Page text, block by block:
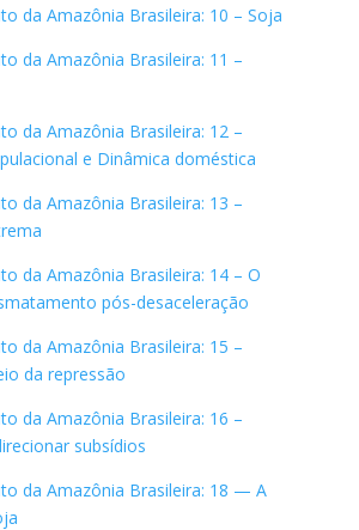
da Amazônia Brasileira: 10 – Soja
da Amazônia Brasileira: 11 –
da Amazônia Brasileira: 12 –
e Dinâmica doméstica
da Amazônia Brasileira: 13 –
da Amazônia Brasileira: 14 – O
pós-desaceleração
da Amazônia Brasileira: 15 –
da repressão
da Amazônia Brasileira: 16 –
subsídios
da Amazônia Brasileira: 18 — A